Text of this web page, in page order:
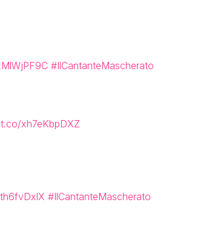
#IlCantanteMascherato
xh7eKbpDXZ
#IlCantanteMascherato